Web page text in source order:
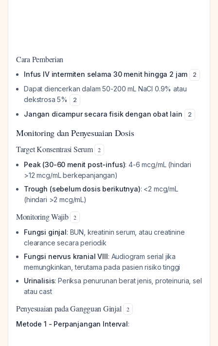
Cara Pemberian
Infus IV intermiten selama 30 menit hingga 2 jam 2
Dapat diencerkan dalam 50-200 mL NaCl 0.9% atau
dekstrosa 5%
2
Jangan dicampur secara fisik dengan obat lain 2
Monitoring dan Penyesuaian Dosis
Target Konsentrasi Serum 2
Peak (30-60 menit post-infus): 4-6 mcg/mL (hindari
>12 mcg/mL berkepanjangan)
Trough (sebelum dosis berikutnya): <2 mcg/mL
(hindari >2 mcg/mL)
Monitoring Wajib 2
Fungsi ginjal: BUN, kreatinin serum, atau creatinine
clearance secara periodik
Fungsi nervus kranial VIII: Audiogram serial jika
memungkinkan, terutama pada pasien risiko tinggi
Urinalisis: Periksa penurunan berat jenis, proteinuria, sel
atau cast
Penyesuaian pada Gangguan Ginjal 2
Metode 1 - Perpanjangan Interval: